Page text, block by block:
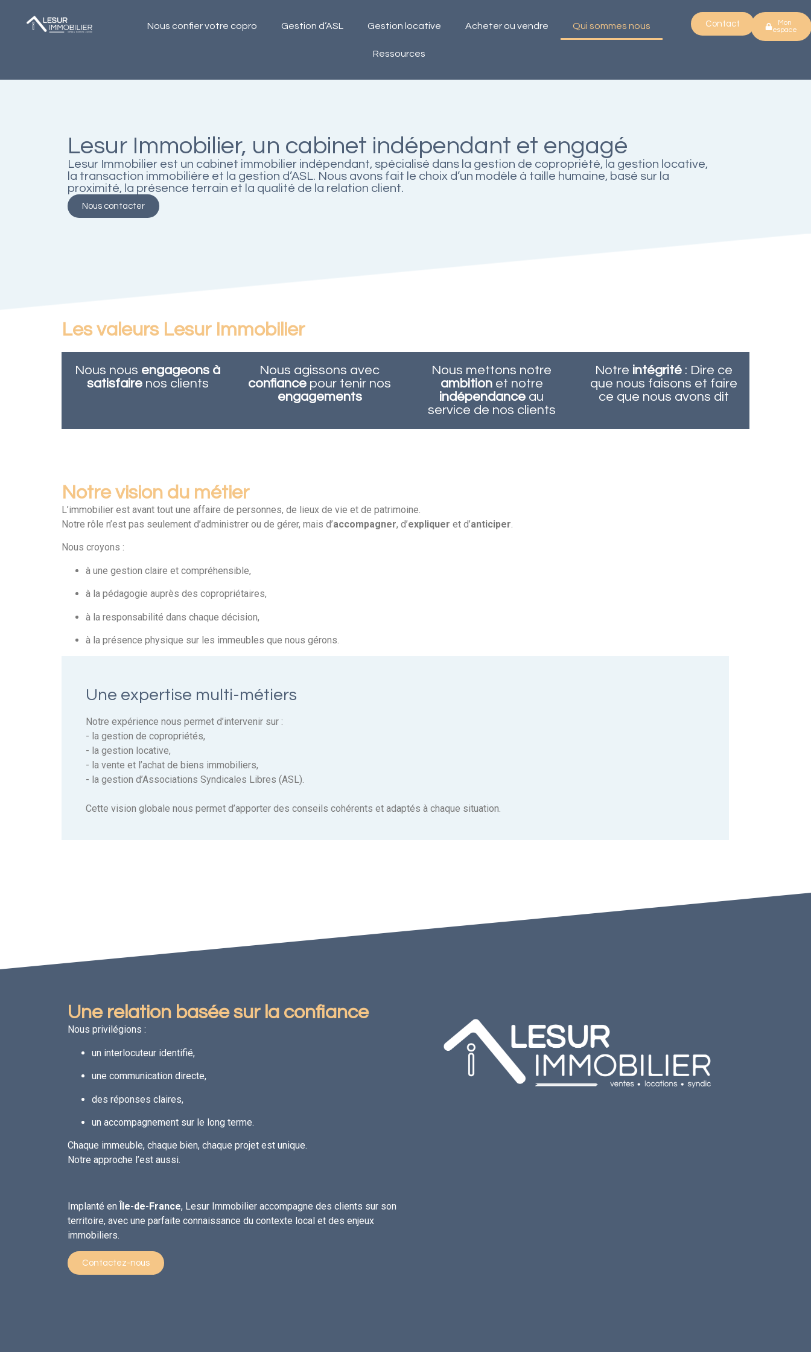
Nous confier votre copro Gestion d’ASL Gestion locative Acheter ou vendre Qui sommes nous
Ressources
Contact
Mon
espace
Lesur Immobilier, un cabinet indépendant et engagé
Lesur Immobilier est un cabinet immobilier indépendant, spécialisé dans la gestion de copropriété, la gestion locative,
la transaction immobilière et la gestion d’ASL. Nous avons fait le choix d’un modèle à taille humaine, basé sur la
proximité, la présence terrain et la qualité de la relation client.
Nous contacter
Les valeurs Lesur Immobilier
Nous nous engageons à
satisfairenos clients
Nous agissons avec
confiance pour tenir nos
engagements
Nous mettons notre
ambitionet notre
indépendance au
service de nos clients
Notre intégrité: Dire ce
que nous faisons et faire
ce que nous avons dit
Notre vision du métier
L’immobilier est avant tout une affaire de personnes, de lieux de vie et de patrimoine.
Notre rôle n’est pas seulement d’administrer ou de gérer, mais d’accompagner, d’expliquer et d’anticiper.
Nous croyons :
à une gestion claire et compréhensible,
à la pédagogie auprès des copropriétaires,
à la responsabilité dans chaque décision,
à la présence physique sur les immeubles que nous gérons.
Une expertise multi-métiers
Notre expérience nous permet d’intervenir sur :
- la gestion de copropriétés,
- la gestion locative,
- la vente et l’achat de biens immobiliers,
- la gestion d’Associations Syndicales Libres (ASL).
Cette vision globale nous permet d’apporter des conseils cohérents et adaptés à chaque situation.
Une relation basée sur la confiance
Nous privilégions :
un interlocuteur identifié,
une communication directe,
des réponses claires,
un accompagnement sur le long terme.
Chaque immeuble, chaque bien, chaque projet est unique.
Notre approche l’est aussi.
Implanté en Île-de-France, Lesur Immobilier accompagne des clients sur son
territoire, avec une parfaite connaissance du contexte local et des enjeux
immobiliers.
Contactez-nous